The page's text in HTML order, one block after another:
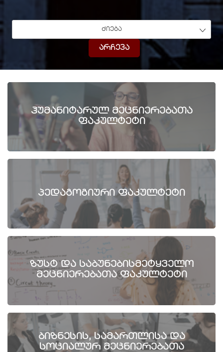
ძიება
არჩევა
ჰუმანიტარულ მეცნიერებათა
ფაკულტეტი
პედაგოგიური ფაკულტეტი
ზუსტ და საბუნებისმეტყველო
მეცნიერებათა ფაკულტეტი
ბიზნესის, სამართლისა და
სოციალურ მეცნიერებათა